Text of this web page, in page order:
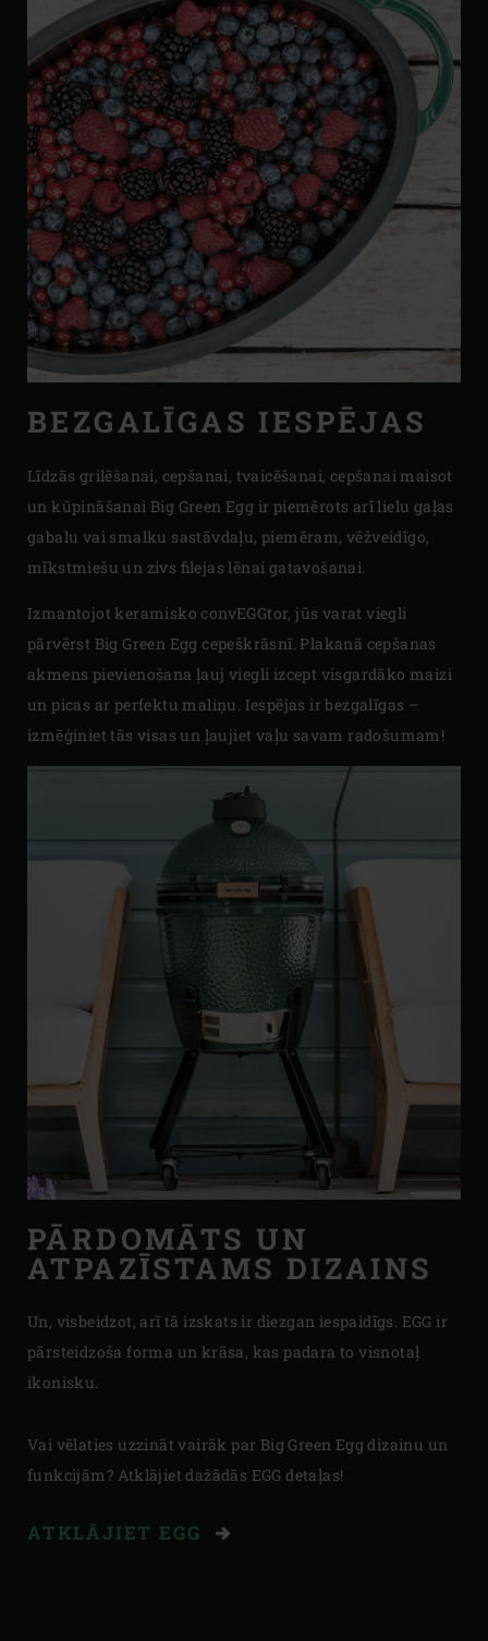
BEZGALĪGAS IESPĒJAS
Līdzās grilēšanai, cepšanai, tvaicēšanai, cepšanai maisot
un kūpināšanai Big Green Egg ir piemērots arī lielu gaļas
gabalu vai smalku sastāvdaļu, piemēram, vēžveidīgo,
mīkstmiešu un zivs filejas lēnai gatavošanai.
Izmantojot keramisko convEGGtor, jūs varat viegli
pārvērst Big Green Egg cepeškrāsnī. Plakanā cepšanas
akmens pievienošana ļauj viegli izcept visgardāko maizi
un picas ar perfektu maliņu. Iespējas ir bezgalīgas –
izmēģiniet tās visas un ļaujiet vaļu savam radošumam!
PĀRDOMĀTS UN
ATPAZĪSTAMS DIZAINS
Un, visbeidzot, arī tā izskats ir diezgan iespaidīgs. EGG ir
pārsteidzoša forma un krāsa, kas padara to visnotaļ
ikonisku.
Vai vēlaties uzzināt vairāk par Big Green Egg dizainu un
funkcijām? Atklājiet dažādās EGG detaļas!
ATKLĀJIET EGG